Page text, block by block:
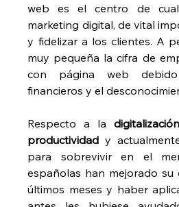
web es el centro de
marketing digital, de vital
y fidelizar a los clientes. A
muy pequeña la cifra de
con página web
financieros y el
Respecto a la digitalización
productividad y
para sobrevivir en el
españolas han mejorado su
últimos meses y haber